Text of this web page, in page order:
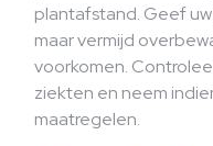
plantafstand. Geef
maar vermijd
voorkomen.
ziekten en neem
maatregelen.